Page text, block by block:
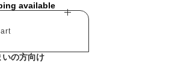
available
いの方向け